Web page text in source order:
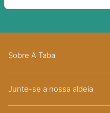
Sobre A Taba
Junte-se a nossa aldeia